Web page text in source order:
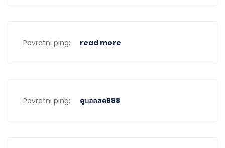
Povratni ping: read more
Povratni ping: ดูบอลสด888